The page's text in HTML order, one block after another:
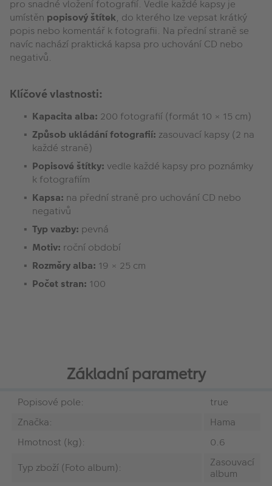
pro snadné vložení fotografií. Vedle každé kapsy je
umístěn popisový štítek, do kterého lze vepsat krátký
popis nebo komentář k fotografii. Na přední straně se
navíc nachází praktická kapsa pro uchování CD nebo
negativů.
Klíčové vlastnosti:
Kapacita alba: 200 fotografií (formát 10 × 15 cm)
Způsob ukládání fotografií: zasouvací kapsy (2 na
každé straně)
Popisové štítky: vedle každé kapsy pro poznámky
k fotografiím
Kapsa: na přední straně pro uchování CD nebo
negativů
Typ vazby: pevná
Motiv: roční období
Rozměry alba: 19 × 25 cm
Počet stran: 100
Základní parametry
Popisové pole:
true
Značka:
Hama
Hmotnost (kg):
0.6
Typ zboží (Foto album):
Zasouvací
album